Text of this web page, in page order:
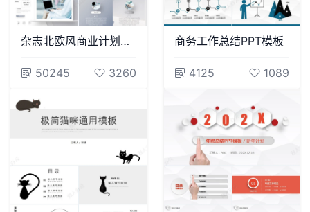
杂志北欧风商业计划书项目策划通用PPT模板
50245 3260
商务工作总结PPT模板
4125 1089